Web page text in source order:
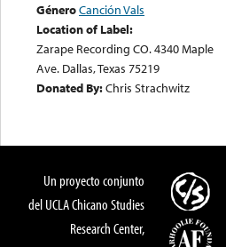
GéneroCanción Vals
Location of Label:
Zarape Recording CO. 4340 Maple
Ave. Dallas, Texas 75219
Donated By:Chris Strachwitz
Un proyecto conjunto
del UCLA Chicano Studies
Research Center,